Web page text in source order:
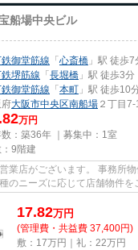
船場中央ビル
御堂筋線 「心斎橋 」駅 徒歩7
堺筋線 「長堀橋 」駅 徒歩3分
御堂筋線 「本町 」駅 徒歩10
府大阪市中央区南船場 ２丁目7-
万円
：築36年 ｜募集中： 1室
9階建
業店がございます。 事務所
のニーズに応じて店舗物件を
一切...
17.82万円
(管理費・共益費 37,400円)
敷：17万円｜礼：22万円